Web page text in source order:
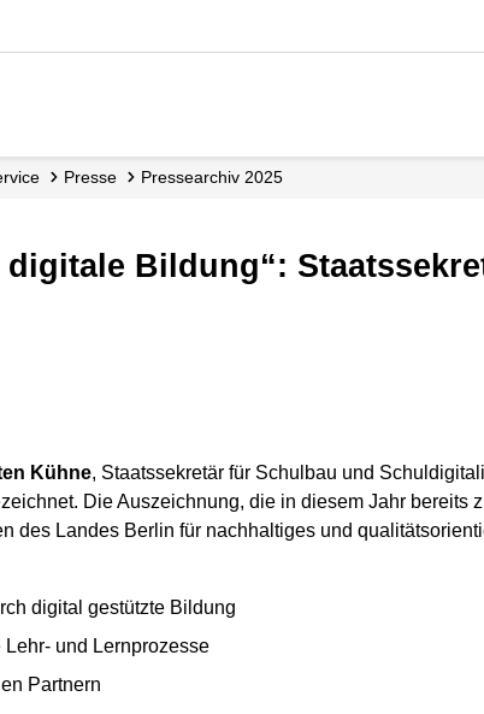
Presse Pressearchiv 2025
Kühne, Staatssekretär für Schulbau und
Die Auszeichnung, die in diesem Jahr bereits
des Landes Berlin für nachhaltiges und
digital gestützte Bildung
und Lernprozesse
Partnern